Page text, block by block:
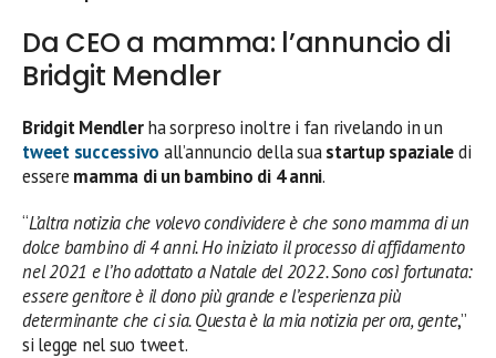
Da CEO a mamma: l’annuncio di
Bridgit Mendler
Bridgit Mendlerha sorpreso inoltre i fan rivelando in un
tweet successivo all’annuncio della suastartup spazialedi
essere mamma di un bambino di 4 anni.
“L’altra notizia che volevo condividere è che sono mamma di un
dolce bambino di 4 anni. Ho iniziato il processo di affidamento
nel 2021 e l’ho adottato a Natale del 2022. Sono così fortunata:
essere genitore è il dono più grande e l’esperienza più
determinante che ci sia. Questa è la mia notizia per ora, gente,”
si legge nel suo tweet.